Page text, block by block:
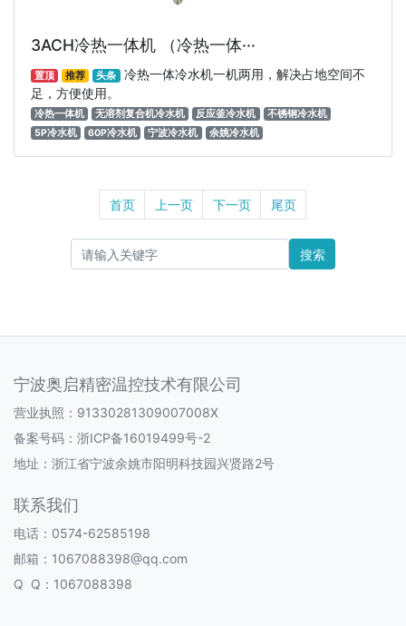
3ACH冷热一体机 （冷热一体···
置顶 推荐 头条 冷热一体冷水机一机两用，解决占地空间不
足，方便使用。
冷热一体机 无溶剂复合机冷水机 反应釜冷水机
不锈钢冷水机
5P冷水机
60P冷水机 宁波冷水机 余姚冷水机
首页 上一页 下一页 尾页
搜索
宁波奥启精密温控技术有限公司
营业执照：91330281309007008X
备案号码： 浙ICP备16019499号-2
地址：浙江省宁波余姚市阳明科技园兴贤路2号
联系我们
电话：0574-62585198
邮箱：1067088398@qq.com
Q Q：1067088398